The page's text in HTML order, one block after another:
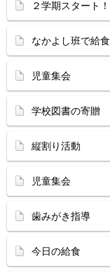
２学期スタート！
なかよし班で給食
児童集会
学校図書の寄贈
縦割り活動
児童集会
歯みがき指導
今日の給食